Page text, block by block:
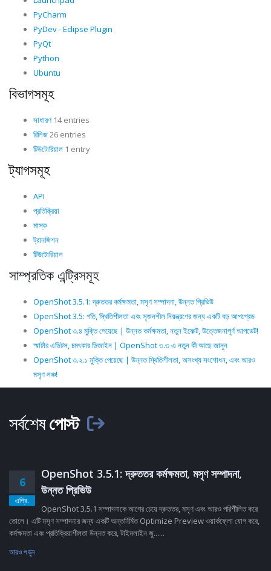
PyCharm
PyDev - Eclipse Plugin
PyQt
Python
Ubuntu
বিভাগসমূহ
সাধারণ 14 entries
রিলিজ26 entries
টিউটোরিয়াল 1 entry
ট্যাগসমূহ
API
প্রতিক্রিয়া
মাস্ক
ট্রানজিশন
টিউটোরিয়াল
সাম্প্রতিক এন্ট্রিসমূহ
OpenShot 3.5.1: দ্রুততর কর্মক্ষমতা, মসৃণ সম্পাদনা, উন্নত প্রিভিউ
OpenShot 3.5: গতি, স্থিতিশীলতা এবং সৃজনশীল নিয়ন্ত্রণের জন্য একটি বড় আপগ্রেড
OpenShot ৩.৪ মুক্তি পেয়েছে | উন্নত কর্মক্ষমতা, নতুন ইফেক্ট, উত্তেজনাপূর্ণ আপডেট!
স্মার্টার এডিটস, চমৎকার ডিজাইন | OpenShot ৩.৩ এ নতুন কী আছে জানুন
OpenShot ৩.২.১ মুক্তি পেয়েছে | উন্নত স্থিতিশীলতা, অসংখ্য সংশোধন, এবং আরও
মসৃণ লঞ্চ!
সর্বশেষপোস্ট
6
এপ্রি.
OpenShot 3.5.1: দ্রুততর কর্মক্ষমতা, মসৃণ সম্পাদনা,
উন্নত প্রিভিউ
OpenShot 3.5.1 সম্পাদনাকে আগের চেয়ে দ্রুততর, মসৃণ এবং আরও পরিশীলিত করে
তোলে। এটি মসৃণ সম্পাদনার জন্য একটি অন্তর্নির্মিত Optimize Preview ওয়ার্কফ্লো যোগ করে,
কর্মক্ষমতা এবং প্রতিক্রিয়াশীলতা উন্নত করে, টাইমলাইন জু......
আরও পড়ুন